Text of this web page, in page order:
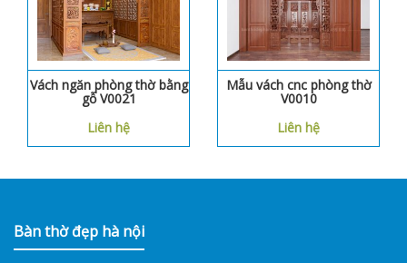
Vách ngăn phòng thờ bằng
gỗ V0021
Liên hệ
Mẫu vách cnc phòng thờ
V0010
Liên hệ
Bàn thờ đẹp hà nội